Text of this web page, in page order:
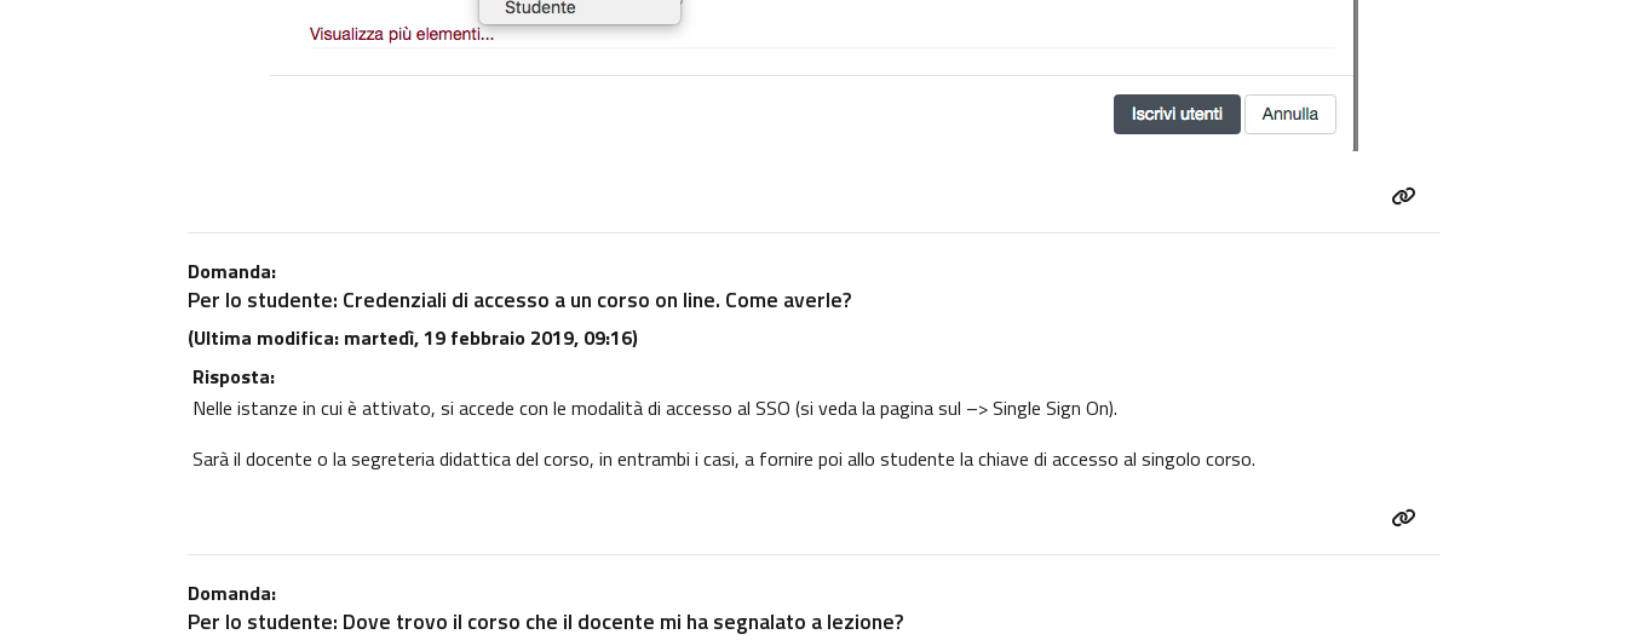
Domanda:
Per lo studente: Credenziali di accesso a un corso on line. Come averle?
(Ultima modifica: martedì, 19 febbraio 2019, 09:16)
Risposta:
Nelle istanze in cui è attivato, si accede con le modalità di accesso al SSO (si veda la pagina sul –> Single Sign On).
Sarà il docente o la segreteria didattica del corso, in entrambi i casi, a fornire poi allo studente la chiave di accesso al singolo corso.
Domanda:
Per lo studente: Dove trovo il corso che il docente mi ha segnalato a lezione?